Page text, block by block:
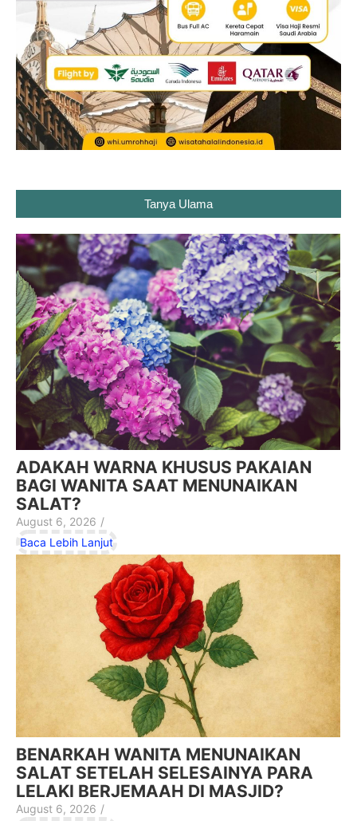
Tanya Ulama
ADAKAH WARNA KHUSUS PAKAIAN
BAGI WANITA SAAT MENUNAIKAN
SALAT?
August 6, 2026 /
Baca Lebih Lanjut
BENARKAH WANITA MENUNAIKAN
SALAT SETELAH SELESAINYA PARA
LELAKI BERJEMAAH DI MASJID?
August 6, 2026 /